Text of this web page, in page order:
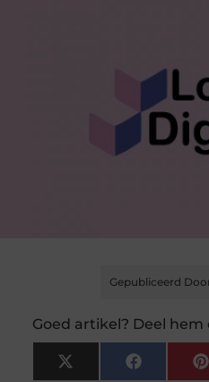
Gepubliceerd
Goed artikel? Deel hem
X Facebook